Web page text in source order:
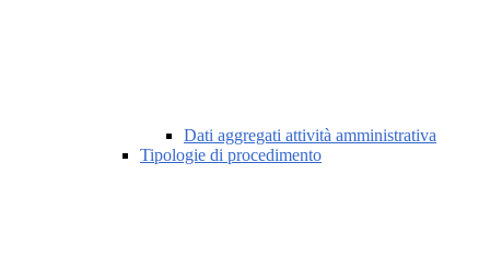
Dati aggregati attività amministrativa
Tipologie di procedimento